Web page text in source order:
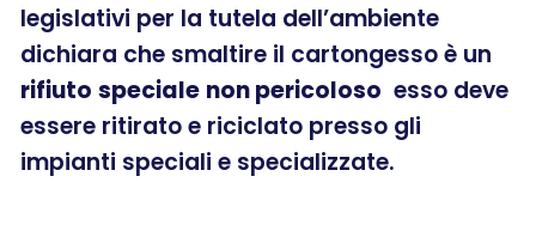
legislativi per la tutela dell’ambiente
dichiara che smaltire il cartongesso è un
rifiuto speciale non pericoloso esso deve
essere ritirato e riciclato presso gli
impianti speciali e specializzate.